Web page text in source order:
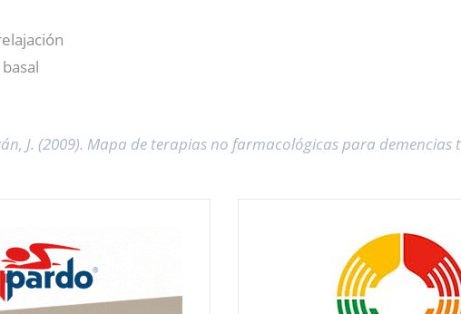
J. (2009). Mapa de terapias no farmacológicas para